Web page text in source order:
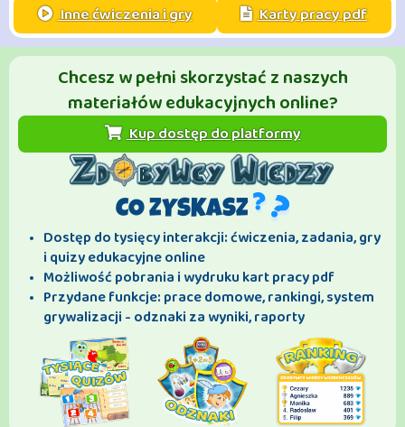
Inne ćwiczenia i gry Karty pracy pdf
Chcesz w pełni skorzystać z naszych
materiałów edukacyjnych online?
Kup dostęp do platformy
CO ZYSKASZ
Dostęp do tysięcy interakcji: ćwiczenia, zadania, gry
i quizy edukacyjne online
Możliwość pobrania i wydruku kart pracy pdf
Przydane funkcje: prace domowe, rankingi, system
grywalizacji - odznaki za wyniki, raporty